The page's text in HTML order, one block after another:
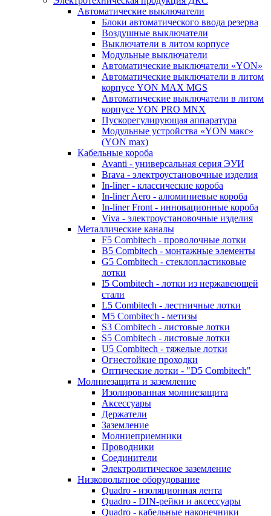
Автоматические выключатели
Блоки автоматического ввода резерва
Воздушные выключатели
Выключатели в литом корпусе
Модульные выключатели
Автоматические выключатели «YON»
Автоматические выключатели в литом
корпусе YON MAX MGS
Автоматические выключатели в литом
корпусе YON PRO MNX
Пускорегулирующая аппаратура
Модульные устройства «YON макс»
(YON max)
Кабельные короба
Avanti - универсальная серия ЭУИ
Brava - электроустановочные изделия
In-liner - классические короба
In-liner Aero - алюминиевые короба
In-liner Front - инновационные короба
Viva - электроустановочные изделия
Металлические каналы
F5 Combitech - проволочные лотки
B5 Combitech - монтажные элементы
G5 Combitech - стеклопластиковые
лотки
I5 Combitech - лотки из нержавеющей
стали
L5 Combitech - лестничные лотки
M5 Combitech - метизы
S3 Combitech - листовые лотки
S5 Combitech - листовые лотки
U5 Combitech - тяжелые лотки
Огнестойкие проходки
Оптические лотки - "D5 Combitech"
Молниезащита и заземление
Изолированная молниезащита
Аксессуары
Держатели
Заземление
Молниеприемники
Проводники
Соединители
Электролитическое заземление
Низковольтное оборудование
Quadro - изоляционная лента
Quadro - DIN-рейки и аксессуары
Quadro - кабельные наконечники